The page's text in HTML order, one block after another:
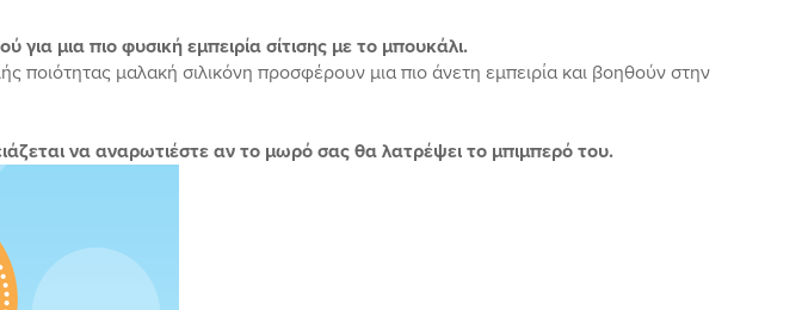
μια πιο φυσική εμπειρία σίτισης με το μπουκάλι.
μαλακή σιλικόνη προσφέρουν μια πιο άνετη εμπειρία και βοηθούν στην
να αναρωτιέστε αν το μωρό σας θα λατρέψει το μπιμπερό του.